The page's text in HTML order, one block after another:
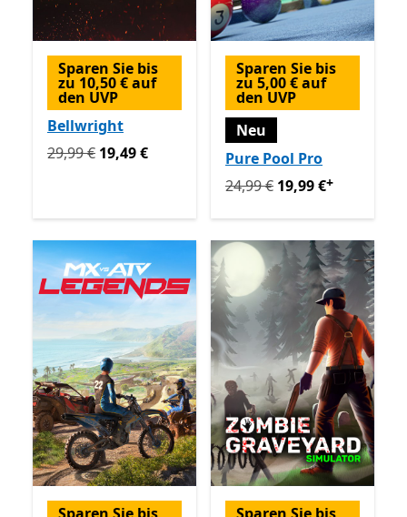
Sparen Sie bis
zu 10,50 € auf
den UVP
Bellwright
Ursprünglich 29,99 € jetzt 19,49 €
29,99 € 19,49 €
Sparen Sie bis
zu 5,00 € auf
den UVP
Neu
Pure Pool Pro
Ursprünglich 24,99 € jetzt
24,99 € 19,99 €+